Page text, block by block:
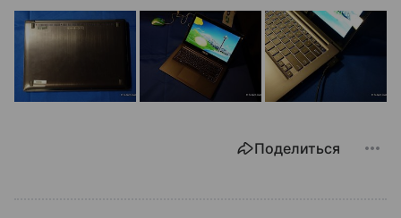
Поделиться